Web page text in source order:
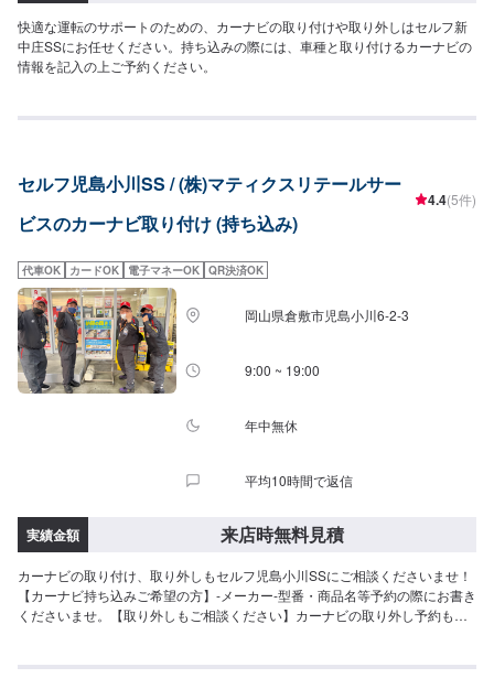
快適な運転のサポートのための、カーナビの取り付けや取り外しはセルフ新
中庄SSにお任せください。持ち込みの際には、車種と取り付けるカーナビの
情報を記入の上ご予約ください。
セルフ児島小川SS / (株)マティクスリテールサー
ビスのカーナビ取り付け (持ち込み)
4.4(5件)
代車OK カードOK 電子マネーOK QR決済OK
岡山県倉敷市児島小川6-2-3
9:00 ~ 19:00
年中無休
平均10時間で返信
実績金額 来店時無料見積
カーナビの取り付け、取り外しもセルフ児島小川SSにご相談くださいませ！
【カーナビ持ち込みご希望の方】-メーカー-型番・商品名等予約の際にお書き
くださいませ。【取り外しもご相談ください】カーナビの取り外し予約も受